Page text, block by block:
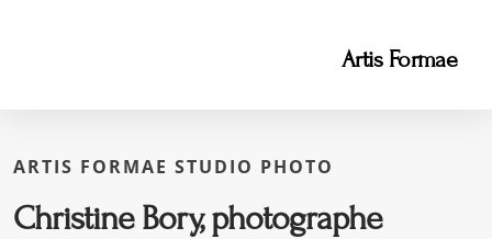
Artis Formae
ARTIS FORMAE STUDIO PHOTO
Christine Bory, photographe